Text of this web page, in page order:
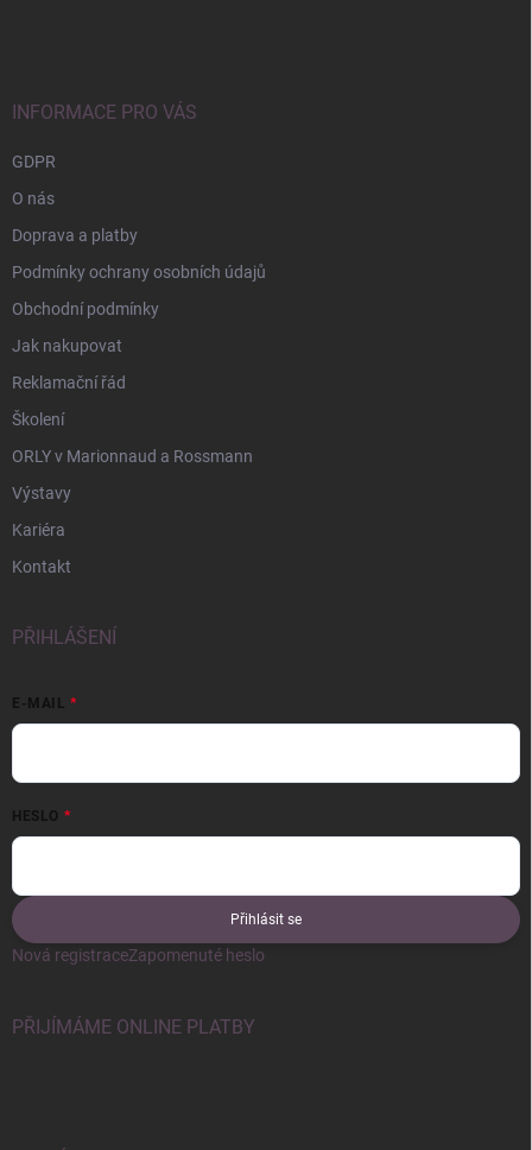
INFORMACE PRO VÁS
GDPR
O nás
Doprava a platby
Podmínky ochrany osobních údajů
Obchodní podmínky
Jak nakupovat
Reklamační řád
Školení
ORLY v Marionnaud a Rossmann
Výstavy
Kariéra
Kontakt
PŘIHLÁŠENÍ
E-MAIL
HESLO
Přihlásit se
Nová registraceZapomenuté heslo
PŘIJÍMÁME ONLINE PLATBY